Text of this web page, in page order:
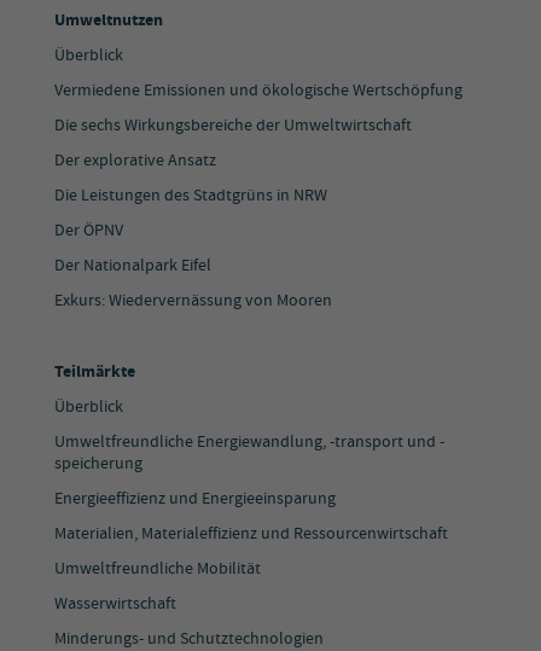
Umweltnutzen
Überblick
Vermiedene Emissionen und ökologische Wertschöpfung
Die sechs Wirkungsbereiche der Umweltwirtschaft
Der explorative Ansatz
Die Leistungen des Stadtgrüns in NRW
Der ÖPNV
Der Nationalpark Eifel
Exkurs: Wiedervernässung von Mooren
Teilmärkte
Überblick
Umweltfreundliche Energiewandlung, -transport und -
speicherung
Energieeffizienz und Energieeinsparung
Materialien, Materialeffizienz und Ressourcenwirtschaft
Umweltfreundliche Mobilität
Wasserwirtschaft
Minderungs- und Schutztechnologien